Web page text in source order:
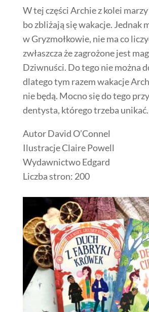
W tej części Archie z kolei
bo zbliżają się wakacje. Jednak
w Gryzmołkowie, nie ma co
zwłaszcza że zagrożone jest
Dziwnuści. Do tego nie można
dlatego tym razem wakacje
nie będą. Mocno się do tego
dentysta, którego trzeba unikać.
Autor David O’Connel
Ilustracje Claire Powell
Wydawnictwo Edgard
Liczba stron: 200